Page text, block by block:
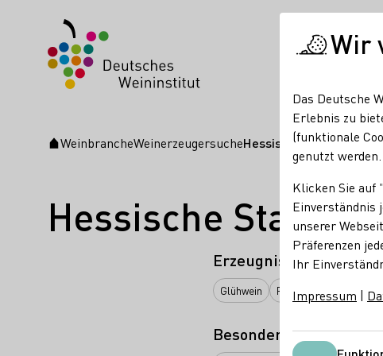
Startseite
WeinbrancheWeinerzeugersucheHessische
Hessische
Erzeugnisse
Glühwein Perlwein / Secco
Besondere Angebote
Wir
Das Deutsche
Erlebnis zu
(funktionale
genutzt werden.
Klicken Sie auf
Einverständnis
unserer
Präferenzen
Ihr
Impressum |